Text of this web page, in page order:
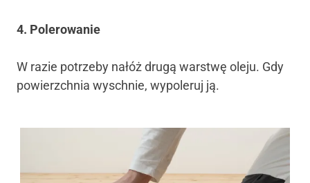
4. Polerowanie
W razie potrzeby nałóż drugą warstwę oleju. Gdy
powierzchnia wyschnie, wypoleruj ją.